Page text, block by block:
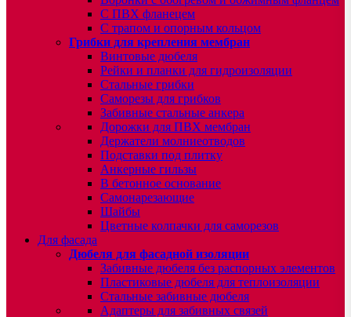
С ПВХ фланецем
С трапом и опорным кольцом
Грибки для крепления мембран
Винтовые дюбеля
Рейки и планки для гидроизоляции
Стальные грибки
Саморезы для грибков
Забивные стальные анкера
Дорожки для ПВХ мембран
Держатели молниеотводов
Подставки под плитку
Анкерные гильзы
В бетонное основание
Самонарезающие
Шайбы
Цветные колпачки для саморезов
Для фасада
Дюбеля для фасадной изоляции
Забивные дюбеля без распорных элементов
Пластиковые дюбеля для теплоизоляции
Стальные забивные дюбеля
Адаптеры для забивных связей